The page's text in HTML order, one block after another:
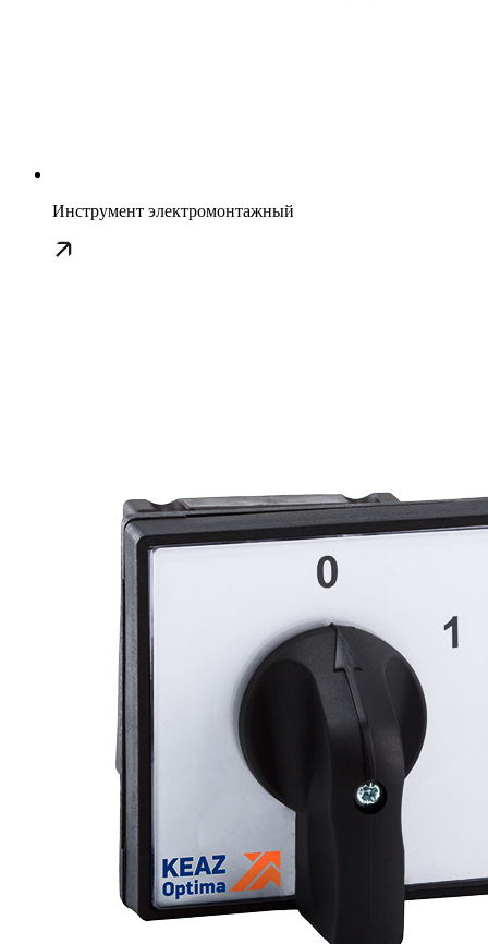
Инструмент электромонтажный